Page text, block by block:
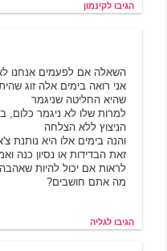
הגיבו לקינמון
השאלה אם לפעמים אנחנו
אני רואה בימים אלה זוג
שהיא החליטה שניגמר
למרות שלו לא ניגמר כלום,
הניצוץ ללא הצלחה
והנה בימים אלו היא נותנת
זאת הבדידות או נסיון כנה
לראות אם יכול להיות
מה אתם חושבים?
הגיבו לגליה